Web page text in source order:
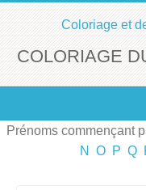
Coloriage et
COLORIAGE
Top 100 des Prénoms
Prénoms commençant
N
O P Q